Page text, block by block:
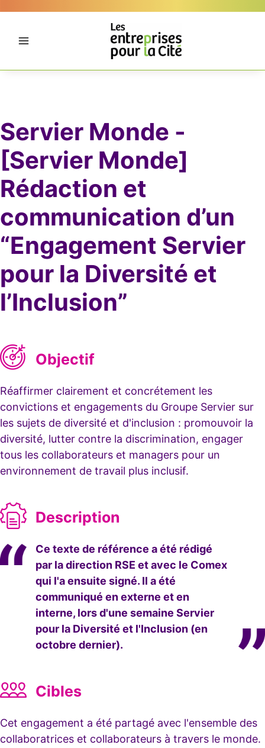
Servier Monde -
[Servier Monde]
Rédaction et
communication d’un
“Engagement Servier
pour la Diversité et
l’Inclusion”
Objectif
Réaffirmer clairement et concrétement les
convictions et engagements du Groupe Servier sur
les sujets de diversité et d'inclusion : promouvoir la
diversité, lutter contre la discrimination, engager
tous les collaborateurs et managers pour un
environnement de travail plus inclusif.
Description
Ce texte de référence a été rédigé
par la direction RSE et avec le Comex
qui l'a ensuite signé. Il a été
communiqué en externe et en
interne, lors d'une semaine Servier
pour la Diversité et l'Inclusion (en
octobre dernier).
Cibles
Cet engagement a été partagé avec l'ensemble des
collaboratrices et collaborateurs à travers le monde.